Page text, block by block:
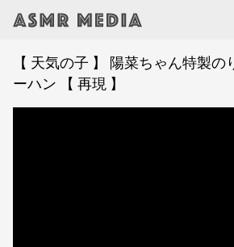
【 天気の子 】 陽菜ちゃん特製の
ーハン 【 再現 】